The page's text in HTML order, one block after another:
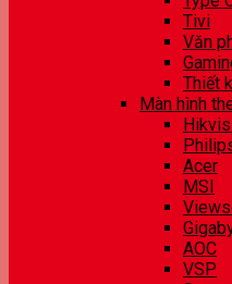
Tivi
Văn
Thiết
Màn hình
Acer
MSI
AOC
VSP